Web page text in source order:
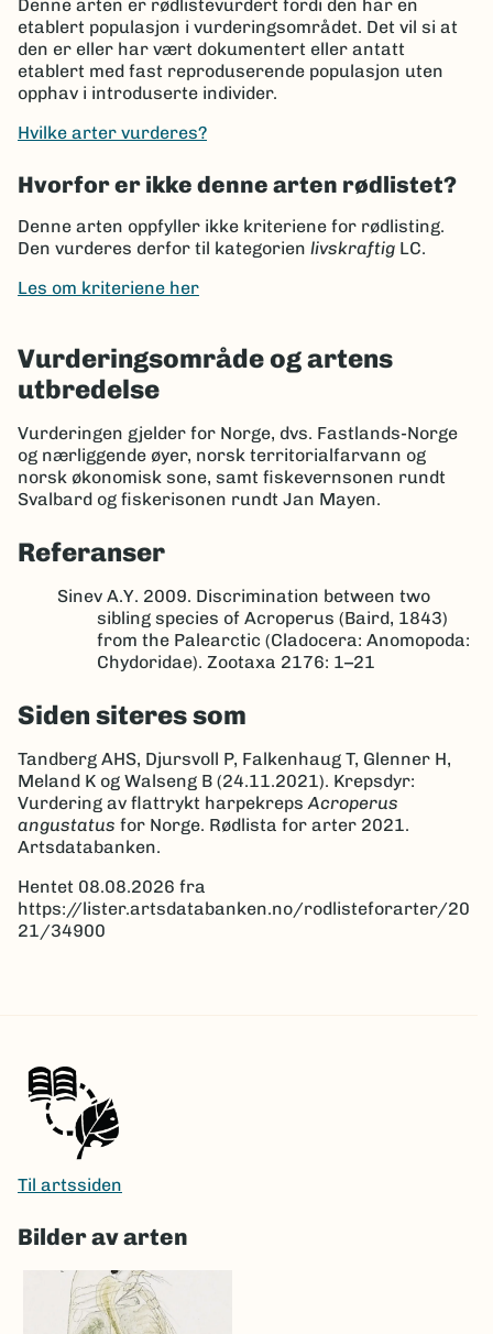
Denne arten er rødlistevurdert fordi den har en
etablert populasjon i vurderingsområdet. Det vil si at
den er eller har vært dokumentert eller antatt
etablert med fast reproduserende populasjon uten
opphav i introduserte individer.
Hvilke arter vurderes?
Hvorfor er ikke denne arten rødlistet?
Denne arten oppfyller ikke kriteriene for rødlisting.
Den vurderes derfor til kategorien livskraftig LC.
Les om kriteriene her
Vurderingsområde og artens
utbredelse
Vurderingen gjelder for Norge, dvs. Fastlands-Norge
og nærliggende øyer, norsk territorialfarvann og
norsk økonomisk sone, samt fiskevernsonen rundt
Svalbard og fiskerisonen rundt Jan Mayen.
Referanser
Sinev A.Y. 2009. Discrimination between two
sibling species of Acroperus (Baird, 1843)
from the Palearctic (Cladocera: Anomopoda:
Chydoridae). Zootaxa 2176: 1–21
Siden siteres som
Tandberg AHS, Djursvoll P, Falkenhaug T, Glenner H,
Meland K og Walseng B (24.11.2021). Krepsdyr:
Vurdering av flattrykt harpekrepsAcroperus
angustatus for Norge. Rødlista for arter 2021.
Artsdatabanken.
Hentet 08.08.2026 fra
https://lister.artsdatabanken.no/rodlisteforarter/20
21/34900
Til artssiden
Bilder av arten